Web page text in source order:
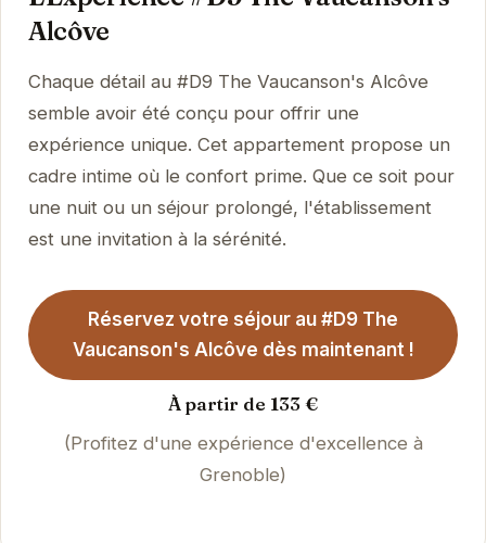
Alcôve
Chaque détail au #D9 The Vaucanson's Alcôve
semble avoir été conçu pour offrir une
expérience unique. Cet appartement propose un
cadre intime où le confort prime. Que ce soit pour
une nuit ou un séjour prolongé, l'établissement
est une invitation à la sérénité.
Réservez votre séjour au #D9 The
Vaucanson's Alcôve dès maintenant !
À partir de 133 €
(Profitez d'une expérience d'excellence à
Grenoble)